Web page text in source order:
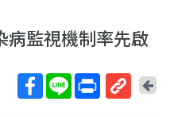
病監視機制率先啟
回